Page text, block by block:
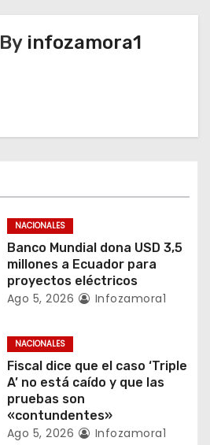
By infozamora1
NACIONALES
Banco Mundial dona USD 3,5
millones a Ecuador para
proyectos eléctricos
Ago 5, 2026 Infozamora1
NACIONALES
Fiscal dice que el caso ‘Triple
A’ no está caído y que las
pruebas son
«contundentes»
Ago 5, 2026 Infozamora1